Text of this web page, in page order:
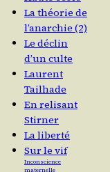
La théorie de
l’anarchie (2)
Le déclin
d’un culte
Laurent
Tailhade
En relisant
Stirner
La liberté
Sur le vif
Inconscience
maternelle